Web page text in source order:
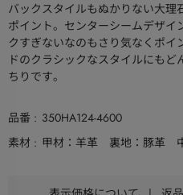
バックスタイルもぬかりない大
ポイント。センターシームデザイ
クすぎないなのもさり気なくポ
ドのクラシックなスタイルにも
ちりです。
品番
350HA124-4600
素材
甲材：羊革 裏地：豚革